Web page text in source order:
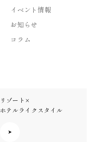
イベント情報
お知らせ
コラム
リゾート×
ホテルライクスタイル